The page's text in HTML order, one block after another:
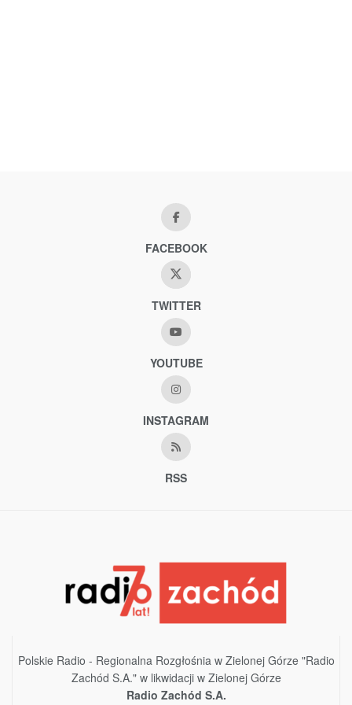
FACEBOOK
TWITTER
YOUTUBE
INSTAGRAM
RSS
Polskie Radio - Regionalna Rozgłośnia w Zielonej Górze "Radio
Zachód S.A." w likwidacji w Zielonej Górze
Radio Zachód S.A.